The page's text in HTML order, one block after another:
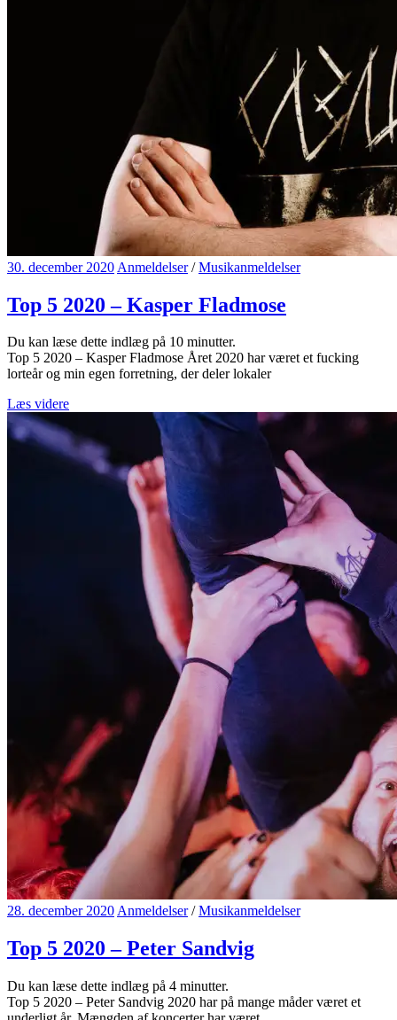
30. december 2020 Anmeldelser/Musikanmeldelser
Top 5 2020 – Kasper Fladmose
Du kan læse dette indlæg på 10 minutter.
Top 5 2020 – Kasper Fladmose Året 2020 har været et fucking
lorteår og min egen forretning, der deler lokaler
Læs videre
28. december 2020Anmeldelser/Musikanmeldelser
Top 5 2020 – Peter Sandvig
Du kan læse dette indlæg på 4 minutter.
Top 5 2020 – Peter Sandvig 2020 har på mange måder været et